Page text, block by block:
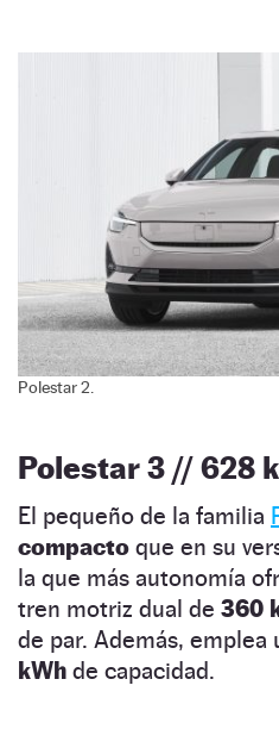
Polestar 2.
Polestar 3 // 628
El pequeño de la familia
compacto que en su
la que más autonomía
tren motriz dual de 360
de par. Además, emplea
kWh de capacidad.